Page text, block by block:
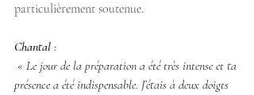
particulièrement soutenue.
Chantal :
présence a été indispensable. J’étais à deux doigts